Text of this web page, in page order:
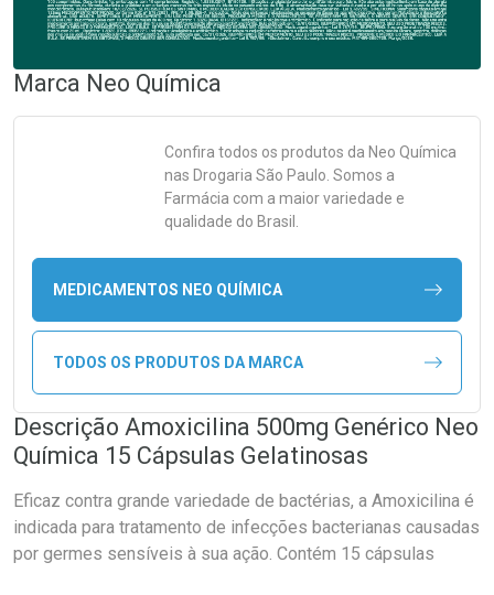
Marca Neo Química
Confira todos os produtos da Neo Química
nas Drogaria São Paulo. Somos a
Farmácia com a maior variedade e
qualidade do Brasil.
MEDICAMENTOS NEO QUÍMICA
TODOS OS PRODUTOS DA MARCA
Descrição Amoxicilina 500mg Genérico Neo
Química 15 Cápsulas Gelatinosas
Eficaz contra grande variedade de bactérias, a Amoxicilina é
indicada para tratamento de infecções bacterianas causadas
por germes sensíveis à sua ação. Contém 15 cápsulas